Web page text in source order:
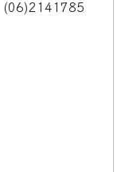
(06)2141785